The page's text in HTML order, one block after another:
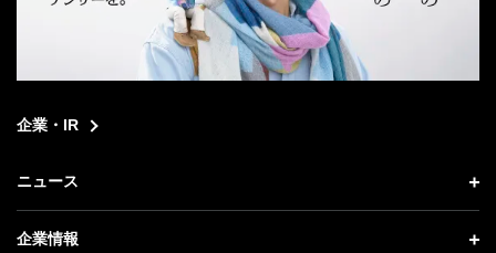
企業・IR
ニュース
ニュース トップ
企業情報